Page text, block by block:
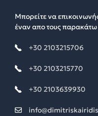
Μπορείτε να
έναν απο τους
+30 2103215706
+30 2103215770
+30 2103639930